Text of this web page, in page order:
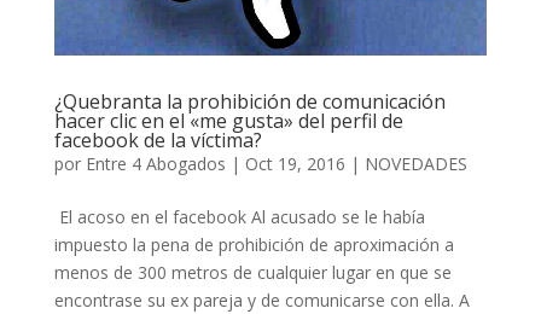
¿Quebranta la prohibición de comunicación
hacer clic en el «me gusta» del perfil de
facebook de la víctima?
por Entre 4 Abogados | Oct 19, 2016 | NOVEDADES
El acoso en el facebook Al acusado se le había
impuesto la pena de prohibición de aproximación a
menos de 300 metros de cualquier lugar en que se
encontrase su ex pareja y de comunicarse con ella. A